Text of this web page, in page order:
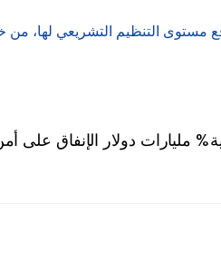
التنظيم التشريعي لها، من
3.3 مليارات دولار الإنفاق على أمن المعلومات إقليمياً بزيادة 14 %